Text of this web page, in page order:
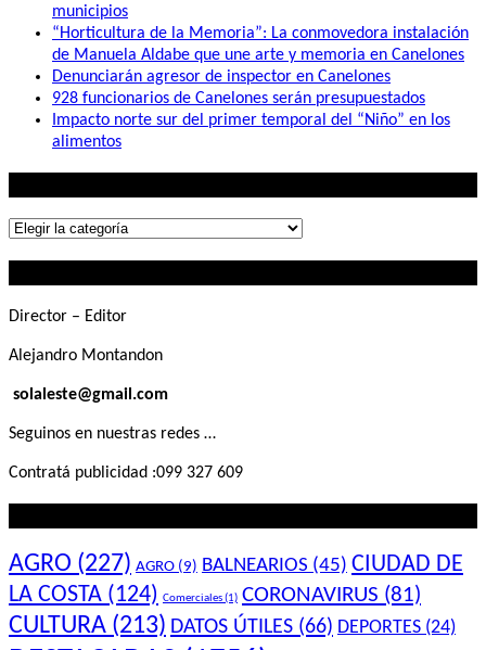
municipios
“Horticultura de la Memoria”: La conmovedora instalación
de Manuela Aldabe que une arte y memoria en Canelones
Denunciarán agresor de inspector en Canelones
928 funcionarios de Canelones serán presupuestados
Impacto norte sur del primer temporal del “Niño” en los
alimentos
Lo
Director – Editor
Alejandro Montandon
solaleste@gmail.com
Seguinos en nuestras redes …
Contratá publicidad :099 327 609
AGRO (227) AGRO (9) BALNEARIOS (45) CIUDAD DE
LA COSTA (124) Comerciales(1) CORONAVIRUS (81)
CULTURA (213) DATOS ÚTILES (66) DEPORTES (24)